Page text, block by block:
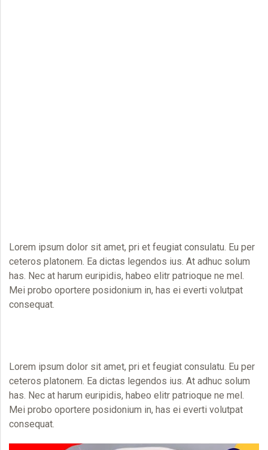
Lorem ipsum dolor sit amet, pri et feugiat consulatu. Eu per
ceteros platonem. Ea dictas legendos ius. At adhuc solum
has. Nec at harum euripidis, habeo elitr patrioque ne mel.
Mei probo oportere posidonium in, has ei everti volutpat
consequat.
Lorem ipsum dolor sit amet, pri et feugiat consulatu. Eu per
ceteros platonem. Ea dictas legendos ius. At adhuc solum
has. Nec at harum euripidis, habeo elitr patrioque ne mel.
Mei probo oportere posidonium in, has ei everti volutpat
consequat.